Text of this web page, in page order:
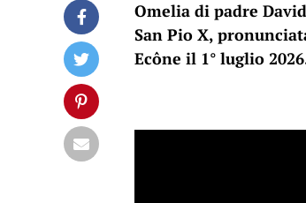
Omelia di padre
San Pio X,
Ecône il 1° luglio